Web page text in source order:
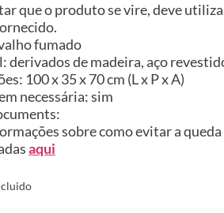
que o produto se vire, deve
fumado
derivados de madeira, aço
100 x 35 x 70 cm (L x P x A)
necessária: sim
sobre como evitar a
aqui